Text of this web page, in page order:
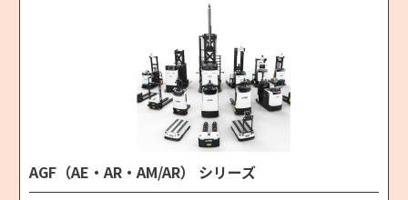
AGF（AE・AR・AM/AR） シリーズ